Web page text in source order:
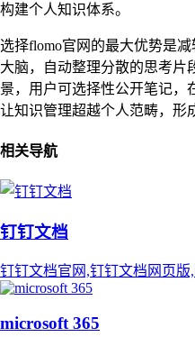
构建个人知识体系。
选择flomo官网的最大优势是
大脑，自动整理分散的思考片
景，用户可选择性公开笔记，
让知识管理超越个人范畴，形
相关导航
钉钉文档
钉钉文档官网,钉钉文档网页版
microsoft 365